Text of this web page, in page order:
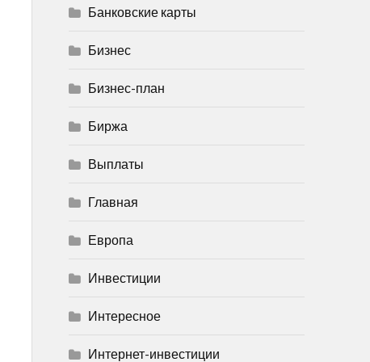
Банковские карты
Бизнес
Бизнес-план
Биржа
Выплаты
Главная
Европа
Инвестиции
Интересное
Интернет-инвестиции